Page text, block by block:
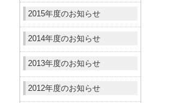
2015年度のお知らせ
2014年度のお知らせ
2013年度のお知らせ
2012年度のお知らせ